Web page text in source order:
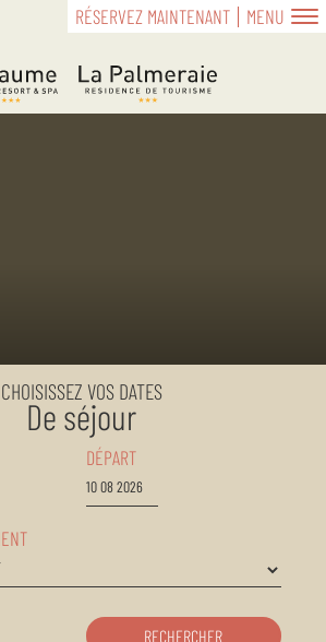
RÉSERVEZ MAINTENANT MENU
CHOISISSEZ VOS DATES
De séjour
DÉPART
RECHERCHER